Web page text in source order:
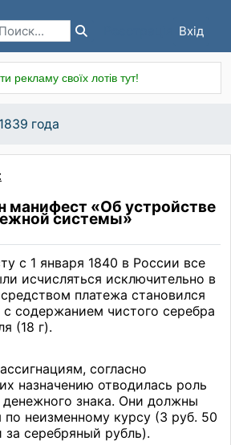
Вхід
рекламу своїх лотів тут!
года
манифест «Об устройстве
системы»
с 1 января 1840 в России все
исчисляться исключительно в
платежа становился
содержанием чистого серебра
(18 г).
согласно
назначению отводилась роль
денежного знака. Они должны
неизменному курсу (3 руб. 50
за серебряный рубль).